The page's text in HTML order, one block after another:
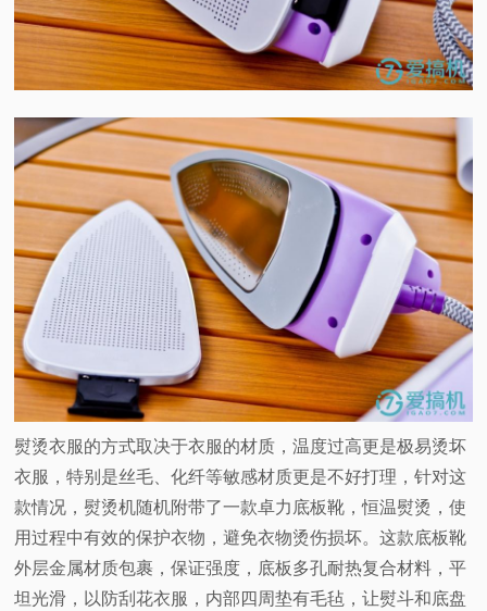
熨烫衣服的方式取决于衣服的材质，温度过高更是极易烫坏
衣服，特别是丝毛、化纤等敏感材质更是不好打理，针对这
款情况，熨烫机随机附带了一款卓力底板靴，恒温熨烫，使
用过程中有效的保护衣物，避免衣物烫伤损坏。这款底板靴
外层金属材质包裹，保证强度，底板多孔耐热复合材料，平
坦光滑，以防刮花衣服，内部四周垫有毛毡，让熨斗和底盘